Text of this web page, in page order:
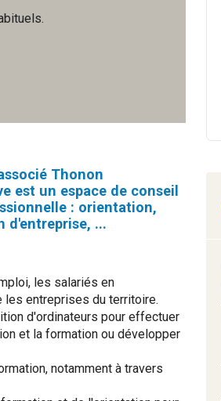
Thonon
est un espace de conseil
: orientation,
d'entreprise, ...
les salariés en
les entreprises du territoire.
d'ordinateurs pour effectuer
et la formation ou développer
notamment à travers